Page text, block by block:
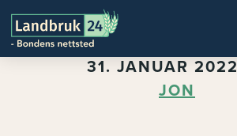
31. JANUAR 2022
JON